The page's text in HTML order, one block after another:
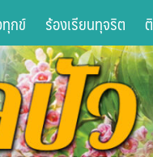
กข์ ร้องเรียนทุจริต